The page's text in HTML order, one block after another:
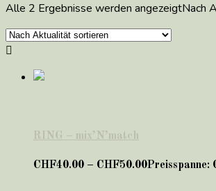
Alle 2 Ergebnisse werden angezeigtNach
RING – mix’N’match
CHF40.00 – CHF50.00Preisspanne: